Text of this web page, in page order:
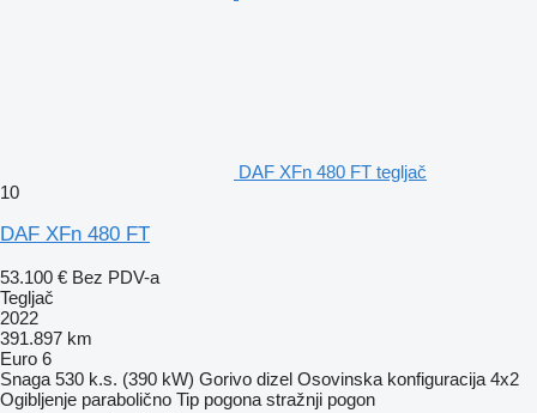
DAF XFn 480 FT tegljač
10
DAF XFn 480 FT
53.100 € Bez PDV-a
Tegljač
2022
391.897 km
Euro 6
Snaga 530 k.s. (390 kW) Gorivo dizel Osovinska konfiguracija 4x2
Ogibljenje parabolično Tip pogona stražnji pogon